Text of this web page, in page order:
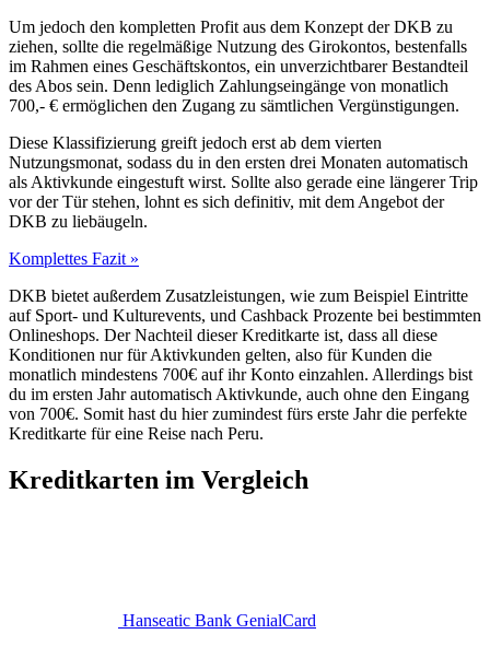
Um jedoch den kompletten Profit aus dem Konzept der DKB zu
ziehen, sollte die regelmäßige Nutzung des Girokontos, bestenfalls
im Rahmen eines Geschäftskontos, ein unverzichtbarer Bestandteil
des Abos sein. Denn lediglich Zahlungseingänge von monatlich
700,- € ermöglichen den Zugang zu sämtlichen Vergünstigungen.
Diese Klassifizierung greift jedoch erst ab dem vierten
Nutzungsmonat, sodass du in den ersten drei Monaten automatisch
als Aktivkunde eingestuft wirst. Sollte also gerade eine längerer Trip
vor der Tür stehen, lohnt es sich definitiv, mit dem Angebot der
DKB zu liebäugeln.
Komplettes Fazit »
DKB bietet außerdem Zusatzleistungen, wie zum Beispiel Eintritte
auf Sport- und Kulturevents, und Cashback Prozente bei bestimmten
Onlineshops. Der Nachteil dieser Kreditkarte ist, dass all diese
Konditionen nur für Aktivkunden gelten, also für Kunden die
monatlich mindestens 700€ auf ihr Konto einzahlen. Allerdings bist
du im ersten Jahr automatisch Aktivkunde, auch ohne den Eingang
von 700€. Somit hast du hier zumindest fürs erste Jahr die perfekte
Kreditkarte für eine Reise nach Peru.
Kreditkarten im Vergleich
Hanseatic Bank GenialCard